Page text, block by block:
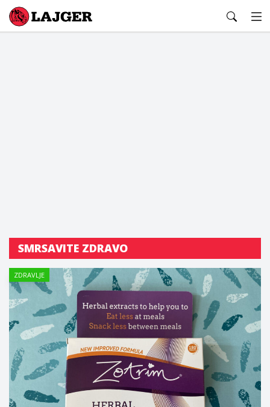
Lajger
SMRSAVITE ZDRAVO
ZDRAVLJE